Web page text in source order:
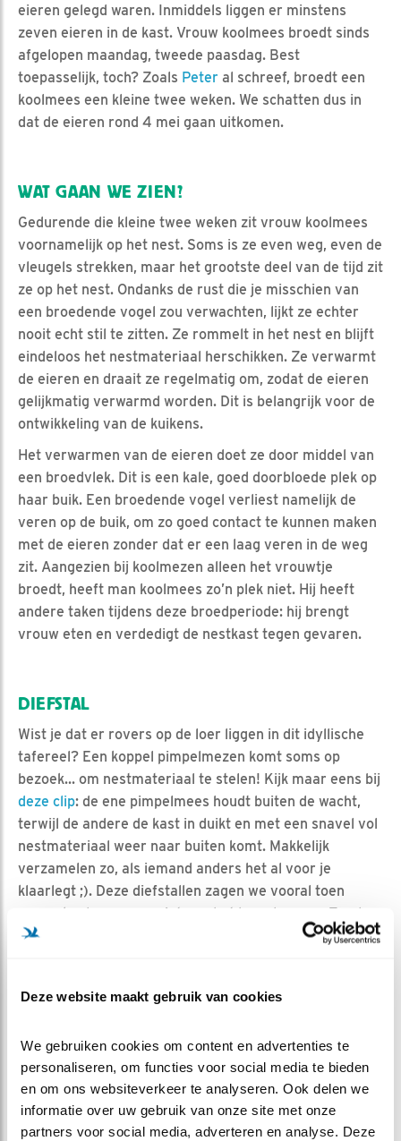
Deze website maakt gebruik van cookies
We gebruiken cookies om content en advertenties te
personaliseren, om functies voor social media te bieden
en om ons websiteverkeer te analyseren. Ook delen we
informatie over uw gebruik van onze site met onze
partners voor social media, adverteren en analyse. Deze
eieren gelegd waren. Inmiddels liggen er minstens
zeven eieren in de kast. Vrouw koolmees broedt sinds
afgelopen maandag, tweede paasdag. Best
toepasselijk, toch? Zoals Peter al schreef, broedt een
koolmees een kleine twee weken. We schatten dus in
dat de eieren rond 4 mei gaan uitkomen.
WAT GAAN WE ZIEN?
Gedurende die kleine twee weken zit vrouw koolmees
voornamelijk op het nest. Soms is ze even weg, even de
vleugels strekken, maar het grootste deel van de tijd zit
ze op het nest. Ondanks de rust die je misschien van
een broedende vogel zou verwachten, lijkt ze echter
nooit echt stil te zitten. Ze rommelt in het nest en blijft
eindeloos het nestmateriaal herschikken. Ze verwarmt
de eieren en draait ze regelmatig om, zodat de eieren
gelijkmatig verwarmd worden. Dit is belangrijk voor de
ontwikkeling van de kuikens.
Het verwarmen van de eieren doet ze door middel van
een broedvlek. Dit is een kale, goed doorbloede plek op
haar buik. Een broedende vogel verliest namelijk de
veren op de buik, om zo goed contact te kunnen maken
met de eieren zonder dat er een laag veren in de weg
zit. Aangezien bij koolmezen alleen het vrouwtje
broedt, heeft man koolmees zo’n plek niet. Hij heeft
andere taken tijdens deze broedperiode: hij brengt
vrouw eten en verdedigt de nestkast tegen gevaren.
DIEFSTAL
Wist je dat er rovers op de loer liggen in dit idyllische
tafereel? Een koppel pimpelmezen komt soms op
bezoek... om nestmateriaal te stelen! Kijk maar eens bij
deze clip: de ene pimpelmees houdt buiten de wacht,
terwijl de andere de kast in duikt en met een snavel vol
nestmateriaal weer naar buiten komt. Makkelijk
verzamelen zo, als iemand anders het al voor je
klaarlegt ;). Deze diefstallen zagen we vooral toen
vrouw koolmees nog niet aan het broeden was. Zouden
de pimpelmezen het de komende dagen toch blijven